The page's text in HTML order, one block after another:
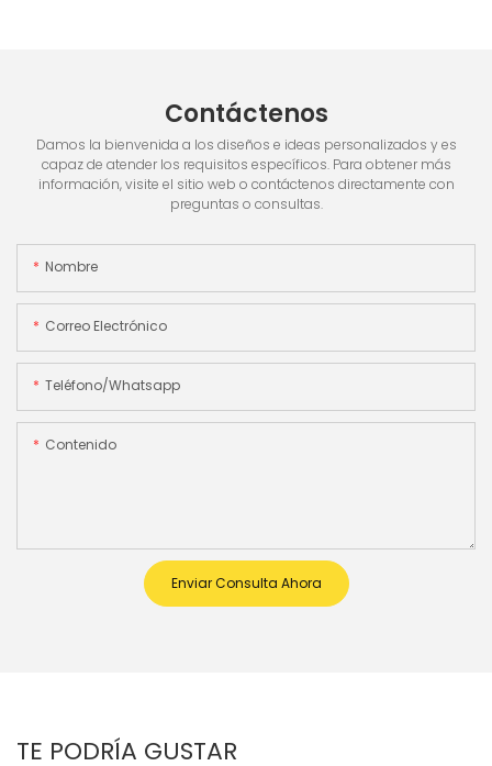
Contáctenos
Damos la bienvenida a los diseños e ideas personalizados y es
capaz de atender los requisitos específicos. Para obtener más
información, visite el sitio web o contáctenos directamente con
preguntas o consultas.
Nombre
Correo Electrónico
Teléfono/whatsapp
Contenido
Enviar Consulta Ahora
TE PODRÍA GUSTAR